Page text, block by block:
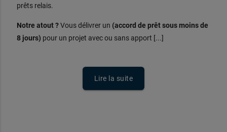
prêts relais.
Notre atout ?Vous délivrer un (accord de prêt sous moins de
8 jours) pour un projet avec ou sans apport [...]
Lire la suite